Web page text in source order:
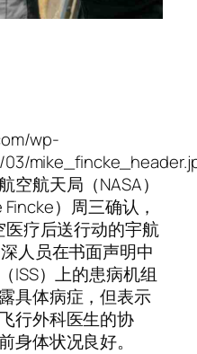
wp-
航天局（NASA）
）周三确认，
医疗后送行动的宇航
人员在书面声明中
ISS）上的患病机组
具体病症，但表示
行外科医生的协
身体状况良好。